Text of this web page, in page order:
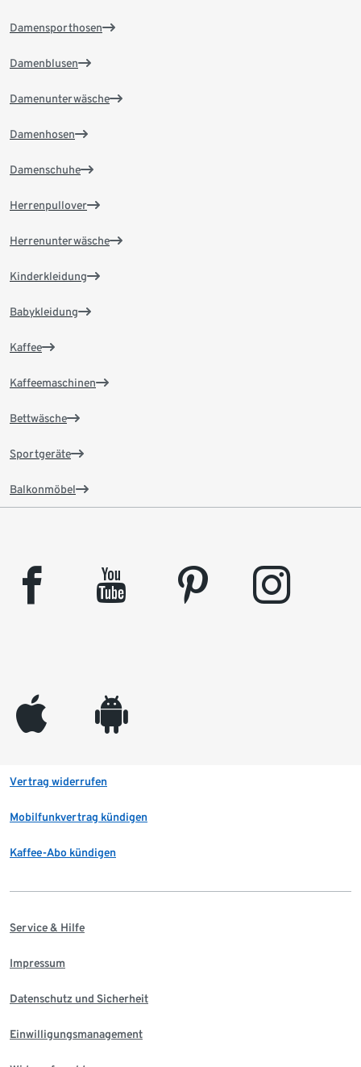
Damensporthosen
Damenblusen
Damenunterwäsche
Damenhosen
Damenschuhe
Herrenpullover
Herrenunterwäsche
Kinderkleidung
Babykleidung
Kaffee
Kaffeemaschinen
Bettwäsche
Sportgeräte
Balkonmöbel
facebook youtube pinterest instagram
appleinc android
Vertrag widerrufen
Mobilfunkvertrag kündigen
Kaffee-Abo kündigen
Service & Hilfe
Impressum
Datenschutz und Sicherheit
Einwilligungsmanagement